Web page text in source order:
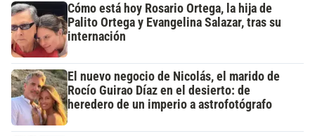
Cómo está hoy Rosario Ortega, la hija de
Palito Ortega y Evangelina Salazar, tras su
internación
El nuevo negocio de Nicolás, el marido de
Rocío Guirao Díaz en el desierto: de
heredero de un imperio a astrofotógrafo